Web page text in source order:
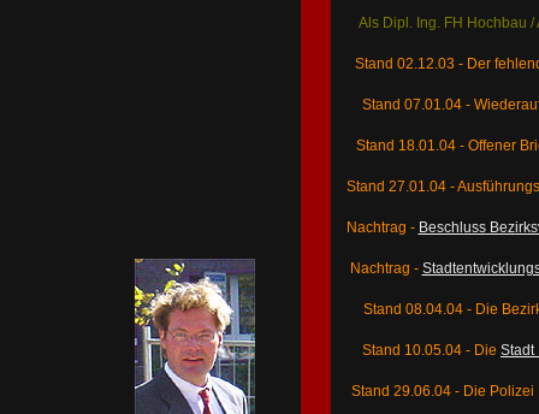
Als Dipl. Ing. FH Hochbau
Stand 02.12.03 - Der
Stand 07.01.04 -
Stand 18.01.04 - Offener
Stand 27.01.04 -
Nachtrag - Beschluss
Nachtrag -
Stand 08.04.04 - Die
Stand 10.05.04 - Die Stadt
Stand 29.06.04 - Die